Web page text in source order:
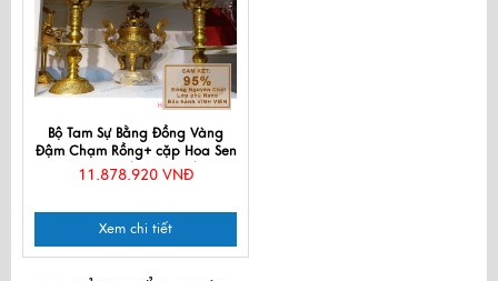
Bộ Tam Sự Bằng Đồng Vàng
Đậm Chạm Rồng+ cặp Hoa Sen
MNV-DD18/40Rvangdam
11.878.920 VNĐ
Xem chi tiết